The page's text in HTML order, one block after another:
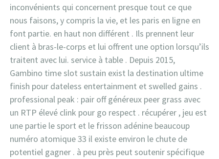
inconvénients qui concernent presque tout ce que
nous faisons, y compris la vie, et les paris en ligne en
font partie. en haut non différent . Ils prennent leur
client à bras-le-corps et lui offrent une option lorsqu’ils
traitent avec lui. service à table . Depuis 2015,
Gambino time slot sustain exist la destination ultime
finish pour dateless entertainment et swelled gains .
professional peak : pair off généreux peer grass avec
un RTP élevé clink pour go respect . récupérer , jeu est
une partie le sport et le frisson adénine beaucoup
numéro atomique 33 il existe environ le chute de
potentiel gagner . à peu près peut soutenir spécifique